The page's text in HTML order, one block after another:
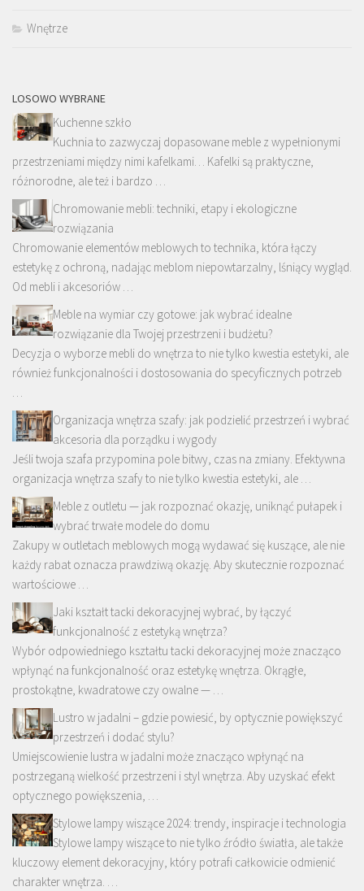
Wnętrze
LOSOWO WYBRANE
Kuchenne szkło
Kuchnia to zazwyczaj dopasowane meble z wypełnionymi
przestrzeniami między nimi kafelkami… Kafelki są praktyczne,
różnorodne, ale też i bardzo …
Chromowanie mebli: techniki, etapy i ekologiczne
rozwiązania
Chromowanie elementów meblowych to technika, która łączy
estetykę z ochroną, nadając meblom niepowtarzalny, lśniący wygląd.
Od mebli i akcesoriów …
Meble na wymiar czy gotowe: jak wybrać idealne
rozwiązanie dla Twojej przestrzeni i budżetu?
Decyzja o wyborze mebli do wnętrza to nie tylko kwestia estetyki, ale
również funkcjonalności i dostosowania do specyficznych potrzeb
…
Organizacja wnętrza szafy: jak podzielić przestrzeń i wybrać
akcesoria dla porządku i wygody
Jeśli twoja szafa przypomina pole bitwy, czas na zmiany. Efektywna
organizacja wnętrza szafy to nie tylko kwestia estetyki, ale …
Meble z outletu — jak rozpoznać okazję, uniknąć pułapek i
wybrać trwałe modele do domu
Zakupy w outletach meblowych mogą wydawać się kuszące, ale nie
każdy rabat oznacza prawdziwą okazję. Aby skutecznie rozpoznać
wartościowe …
Jaki kształt tacki dekoracyjnej wybrać, by łączyć
funkcjonalność z estetyką wnętrza?
Wybór odpowiedniego kształtu tacki dekoracyjnej może znacząco
wpłynąć na funkcjonalność oraz estetykę wnętrza. Okrągłe,
prostokątne, kwadratowe czy owalne — …
Lustro w jadalni – gdzie powiesić, by optycznie powiększyć
przestrzeń i dodać stylu?
Umiejscowienie lustra w jadalni może znacząco wpłynąć na
postrzeganą wielkość przestrzeni i styl wnętrza. Aby uzyskać efekt
optycznego powiększenia, …
Stylowe lampy wiszące 2024: trendy, inspiracje i technologia
Stylowe lampy wiszące to nie tylko źródło światła, ale także
kluczowy element dekoracyjny, który potrafi całkowicie odmienić
charakter wnętrza. …